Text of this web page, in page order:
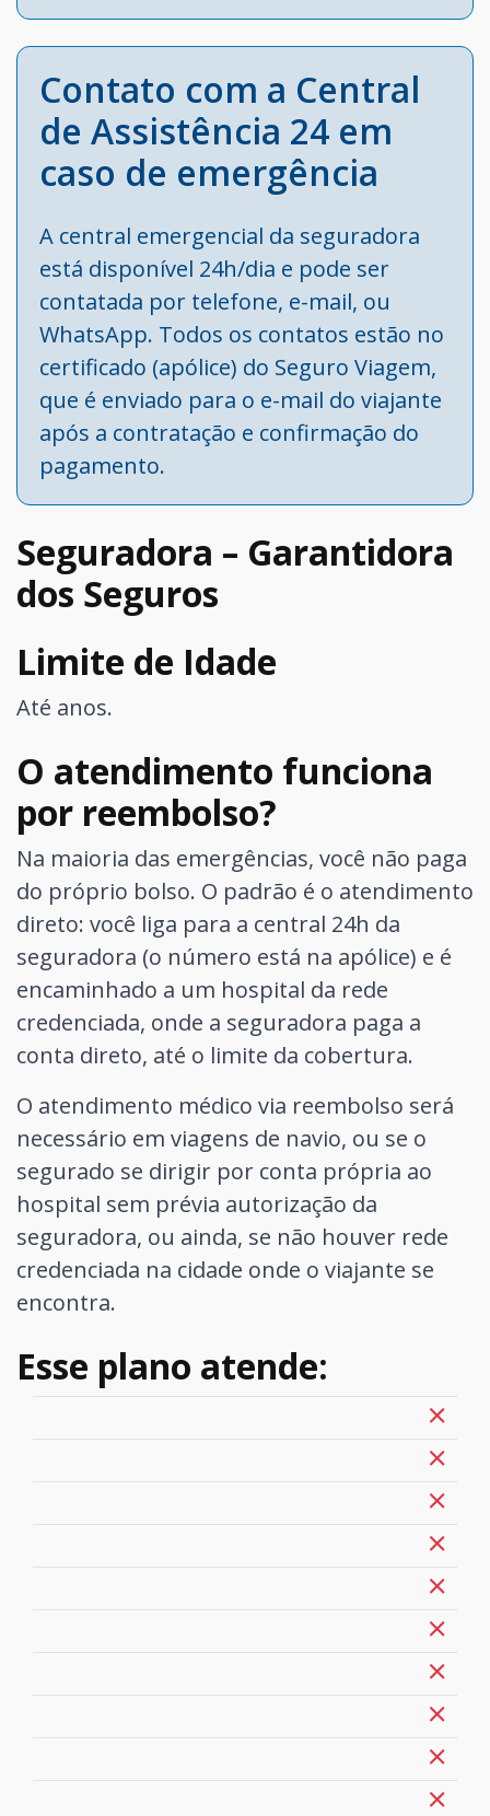
Contato com a Central
de Assistência 24 em
caso de emergência
A central emergencial da seguradora
está disponível 24h/dia e pode ser
contatada por telefone, e-mail, ou
WhatsApp. Todos os contatos estão no
certificado (apólice) do Seguro Viagem,
que é enviado para o e-mail do viajante
após a contratação e confirmação do
pagamento.
Seguradora – Garantidora
dos Seguros
Limite de Idade
Até anos.
O atendimento funciona
por reembolso?
Na maioria das emergências, você não paga
do próprio bolso. O padrão é o atendimento
direto: você liga para a central 24h da
seguradora (o número está na apólice) e é
encaminhado a um hospital da rede
credenciada, onde a seguradora paga a
conta direto, até o limite da cobertura.
O atendimento médico via reembolso será
necessário em viagens de navio, ou se o
segurado se dirigir por conta própria ao
hospital sem prévia autorização da
seguradora, ou ainda, se não houver rede
credenciada na cidade onde o viajante se
encontra.
Esse plano atende: